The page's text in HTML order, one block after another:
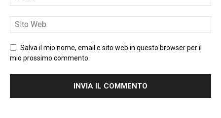
Salva il mio nome, email e sito web in questo browser per il
mio prossimo commento.